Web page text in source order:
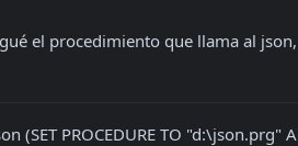
el procedimiento que llama al
(SET PROCEDURE TO "d:\json.prg"